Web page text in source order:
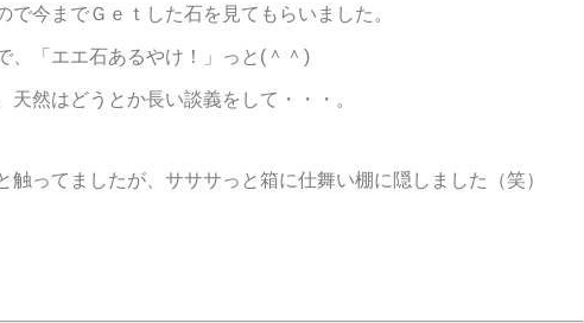
で今までＧｅｔした石を見てもらいました。
、「エエ石あるやけ！」っと(＾＾)
天然はどうとか長い談義をして・・・。
触ってましたが、サササっと箱に仕舞い棚に隠しました（笑）